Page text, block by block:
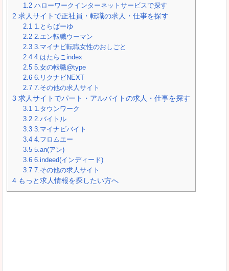
1.2 ハローワークインターネットサービスで探す
2 求人サイトで正社員・転職の求人・仕事を探す
2.1 1.とらばーゆ
2.2 2.エン転職ウーマン
2.3 3.マイナビ転職女性のおしごと
2.4 4.はたらこindex
2.5 5.女の転職@type
2.6 6.リクナビNEXT
2.7 7.その他の求人サイト
3 求人サイトでパート・アルバイトの求人・仕事を探す
3.1 1.タウンワーク
3.2 2.バイトル
3.3 3.マイナビバイト
3.4 4.フロムエー
3.5 5.an(アン)
3.6 6.indeed(インディード)
3.7 7.その他の求人サイト
4 もっと求人情報を探したい方へ